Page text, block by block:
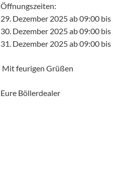
Öffnungszeiten:
29. Dezember 2025 ab 09:00
30. Dezember 2025 ab 09:00
31. Dezember 2025 ab 09:00
Mit feurigen Grüßen
Eure Böllerdealer